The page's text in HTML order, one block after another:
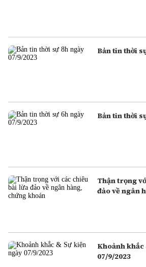
Bản tin thời
Bản tin thời
Thận trọng
đảo về ngân
Khoảnh
07/9/2023